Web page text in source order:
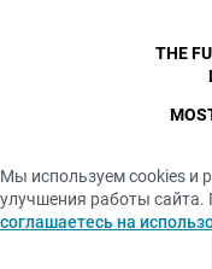
THE
Мы используем cookies и
улучшения работы сайта.
соглашаетесь на